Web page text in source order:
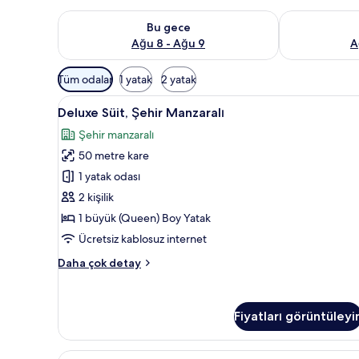
Bu gece
Ağu 8 - Ağu 9
Bu gece için müsaitliği kontrol et Ağu 8 - Ağu 9
Yarın için
Odalar
için
mevcut
filtreler
Tüm odalar 1 yatak 2 yatak
Deluxe
Süit,
Şehir
Manzaralı
için
tüm
fotoğrafları
görün
Deluxe Süit, Şehir Manzaralı
5
Deluxe Süit, Şehir Manzaralı
Şehir manzaralı
50 metre kare
1 yatak odası
2 kişilik
1 büyük (Queen) Boy Yatak
Ücretsiz kablosuz internet
Daha çok detay
Deluxe
daha
fazla
Fiyatları
Executive Süit, Kule | Minibar,